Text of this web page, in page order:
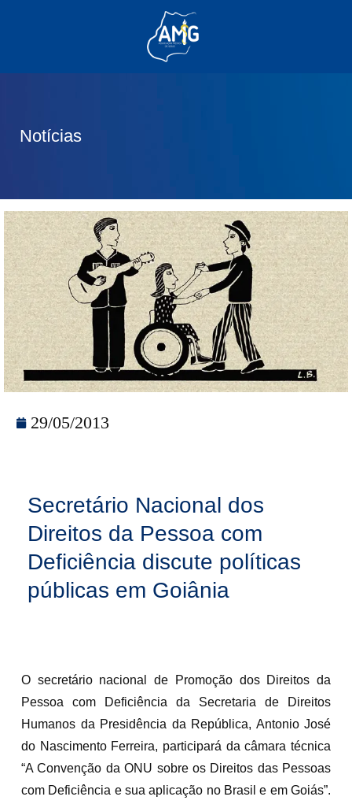
Notícias
29/05/2013
Secretário Nacional dos
Direitos da Pessoa com
Deficiência discute políticas
públicas em Goiânia
O secretário nacional de Promoção dos Direitos da
Pessoa com Deficiência da Secretaria de Direitos
Humanos da Presidência da República, Antonio José
do Nascimento Ferreira, participará da câmara técnica
“A Convenção da ONU sobre os Direitos das Pessoas
com Deficiência e sua aplicação no Brasil e em Goiás”.